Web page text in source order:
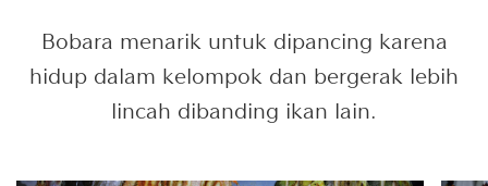
Bobara menarik untuk dipancing karena
hidup dalam kelompok dan bergerak lebih
lincah dibanding ikan lain.